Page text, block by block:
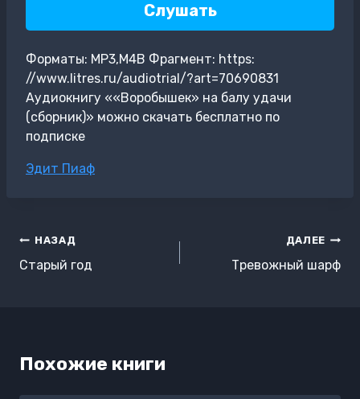
Слушать
Форматы: MP3,M4B Фрагмент: https:
//www.litres.ru/audiotrial/?art=70690831
Аудиокнигу ««Воробышек» на балу удачи
(сборник)» можно скачать бесплатно по
подписке
Метки
Эдит Пиаф
Навигация
по
НАЗАД
Старый год
ДАЛЕЕ
Тревожный шарф
Похожие книги